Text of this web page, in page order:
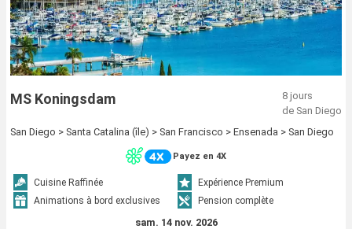
MS Koningsdam
8 jours
de San Diego
San Diego > Santa Catalina (île) > San Francisco > Ensenada > San Diego
Payez en 4X
Cuisine Raffinée
Expérience Premium
Animations à bord exclusives
Pension complète
sam. 14 nov. 2026